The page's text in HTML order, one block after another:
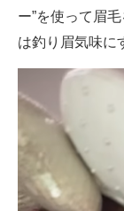
ー”を使って眉
は釣り眉気味に